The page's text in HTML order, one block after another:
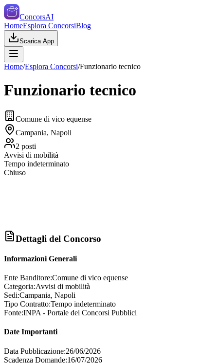
ConcorsAI
HomeEsplora ConcorsiBlog
Scarica App
Home/Esplora Concorsi/Funzionario tecnico
Funzionario tecnico
Comune di vico equense
Campania, Napoli
2 posti
Avvisi di mobilità
Tempo indeterminato
Chiuso
Dettagli del Concorso
Informazioni Generali
Ente Banditore:Comune di vico equense
Categoria:Avvisi di mobilità
Sedi:Campania, Napoli
Tipo Contratto:Tempo indeterminato
Fonte:INPA - Portale dei Concorsi Pubblici
Date Importanti
Data Pubblicazione:26/06/2026
Scadenza Domande:16/07/2026